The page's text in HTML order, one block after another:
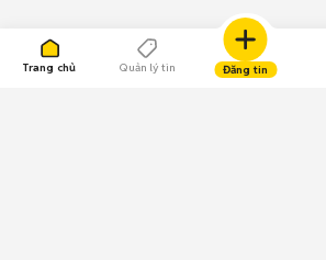
Trang chủ Quản lý tin Đăng tin